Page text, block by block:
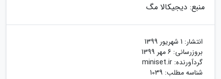
منبع: دیجیکالا مگ
انتشار: 1 شهریور 1399
بروزرسانی: 6 مهر 1399
گردآورنده: miniset.ir
شناسه مطلب: 1039